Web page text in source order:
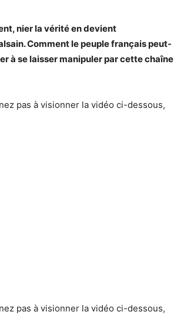
nier la vérité en devient
Comment le peuple français peut-
à se laisser manipuler par cette chaîne
pas à visionner la vidéo ci-dessous,
pas à visionner la vidéo ci-dessous,